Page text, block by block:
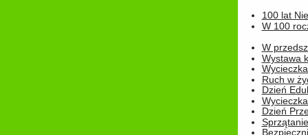
100 lat
W 100
W
Wystawa
Ruch w
Dzień
Dzień